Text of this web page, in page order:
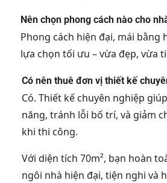
Nên chọn phong cách nào cho
Phong cách hiện đại, mái bằng
lựa chọn tối ưu – vừa đẹp, vừa
Có nên thuê đơn vị thiết kế
Có. Thiết kế chuyên nghiệp
năng, tránh lỗi bố trí, và giảm
khi thi công.
Với diện tích 70m², bạn hoàn
ngôi nhà hiện đại, tiện nghi và